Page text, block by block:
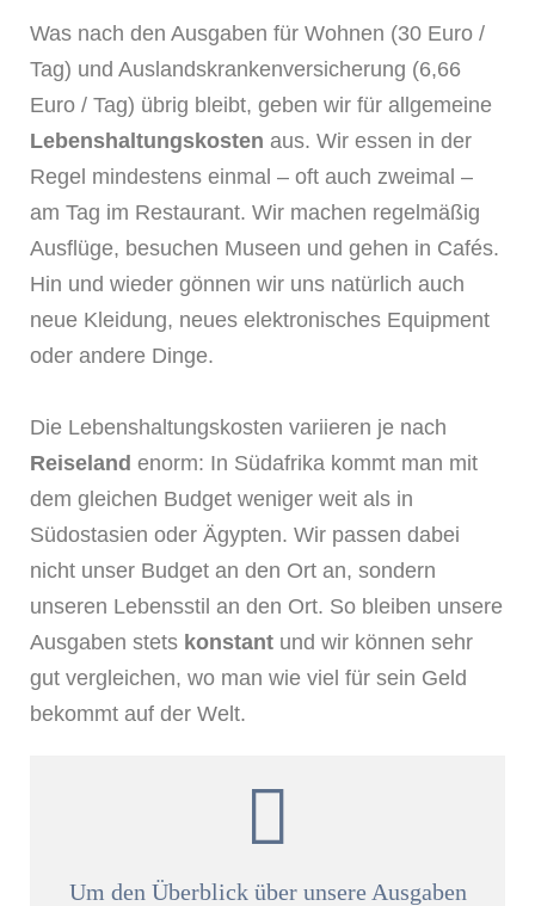
Was nach den Ausgaben für Wohnen (30 Euro /
Tag) und Auslandskrankenversicherung (6,66
Euro / Tag) übrig bleibt, geben wir für allgemeine
Lebenshaltungskosten aus. Wir essen in der
Regel mindestens einmal – oft auch zweimal –
am Tag im Restaurant. Wir machen regelmäßig
Ausflüge, besuchen Museen und gehen in Cafés.
Hin und wieder gönnen wir uns natürlich auch
neue Kleidung, neues elektronisches Equipment
oder andere Dinge.
Die Lebenshaltungskosten variieren je nach
Reiseland enorm: In Südafrika kommt man mit
dem gleichen Budget weniger weit als in
Südostasien oder Ägypten. Wir passen dabei
nicht unser Budget an den Ort an, sondern
unseren Lebensstil an den Ort. So bleiben unsere
Ausgaben stets konstant und wir können sehr
gut vergleichen, wo man wie viel für sein Geld
bekommt auf der Welt.
Um den Überblick über unsere Ausgaben